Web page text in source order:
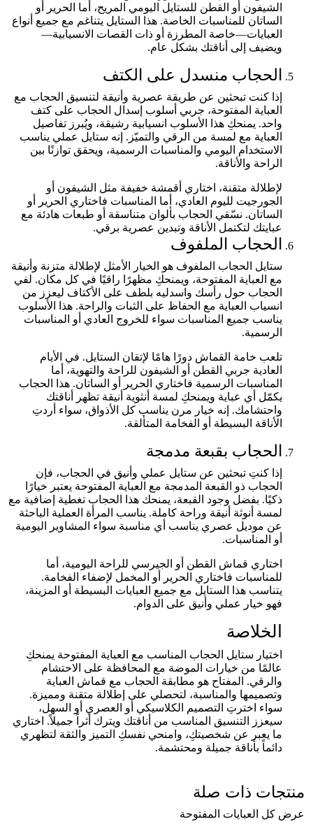
الشيفون أو القطن للستايل اليومي المريح، أما الحرير أو
الساتان للمناسبات الخاصة. هذا الستايل يتناغم مع جميع أنواع
العبايات—خاصة المطرزة أو ذات القصات الانسيابية—
ويضيف إلى أناقتك بشكل عام.
الحجاب منسدل على الكتف
إذا كنت تبحثين عن طريقة عصرية وأنيقة لتنسيق الحجاب مع
العباية المفتوحة، جربي أسلوب إسدال الحجاب على كتف
واحد. يمنحكِ هذا الأسلوب انسيابية رشيقة، ويُبرز تفاصيل
العباية مع لمسة من الرقي والتميّز. إنه ستايل عملي يناسب
الاستخدام اليومي والمناسبات الرسمية، ويحقق توازنًا بين
الراحة والأناقة.
لإطلالة متقنة، اختاري أقمشة خفيفة مثل الشيفون أو
الجورجيت لليوم العادي، أما المناسبات فاختاري الحرير أو
الساتان. نسّقي الحجاب بألوان متناسقة أو طبعات هادئة مع
عبايتك لتكتمل الأناقة وتبدين عصرية برقي.
الحجاب الملفوف
ستايل الحجاب الملفوف هو الخيار الأمثل لإطلالة متزنة وأنيقة
مع العباية المفتوحة، ويمنحكِ مظهرًا راقيًا في كل مكان. لفي
الحجاب حول رأسك واسدليه بلطف على الأكتاف ليعزز من
انسياب العباية مع الحفاظ على الثبات والراحة. هذا الأسلوب
يناسب جميع المناسبات سواء للخروج العادي أو المناسبات
الرسمية.
تلعب خامة القماش دورًا هامًا لإتقان الستايل. في الأيام
العادية جربي القطن أو الشيفون للراحة والتهوية، أما
المناسبات الرسمية فاختاري الحرير أو الساتان. هذا الحجاب
يكمّل أي عباية ويمنحكِ لمسة أنثوية أنيقة تظهر أناقتك
واحتشامك. إنه خيار مرن يناسب كل الأذواق، سواء أردتِ
الأناقة البسيطة أو الفخامة المتألقة.
الحجاب بقبعة مدمجة
إذا كنتِ تبحثين عن ستايل عملي وأنيق في الحجاب، فإن
الحجاب ذو القبعة المدمجة مع العباية المفتوحة يعتبر خيارًا
ذكيًا. بفضل وجود القبعة، يمنحك هذا الحجاب تغطية إضافية مع
لمسة أنوثة أنيقة وراحة كاملة. يناسب المرأة العملية الباحثة
عن موديل عصري يناسب أي مناسبة سواء المشاوير اليومية
أو المناسبات.
اختاري قماش القطن أو الجيرسي للراحة اليومية، أما
للمناسبات فاختاري الحرير أو المخمل لإضفاء الفخامة.
يتناسب هذا الستايل مع جميع العبايات البسيطة أو المزينة،
فهو خيار عملي وأنيق على الدوام.
الخلاصة
اختيار ستايل الحجاب المناسب مع العباية المفتوحة يمنحكِ
عالمًا من خيارات الموضة مع المحافظة على الاحتشام
والرقي. المفتاح هو مطابقة الحجاب مع قماش العباية
وتصميمها والمناسبة، لتحصلي على إطلالة متقنة ومميزة.
سواء اخترتِ التصميم الكلاسيكي أو العصري أو السهل،
سيعزز التنسيق المناسب من أناقتك ويترك أثراً جميلاً. اختاري
ما يعبر عن شخصيتكِ، وامنحي نفسكِ التميز والثقة لتظهري
دائماً بأناقة جميلة ومحتشمة.
منتجات ذات صلة
عرض كل العبايات المفتوحة